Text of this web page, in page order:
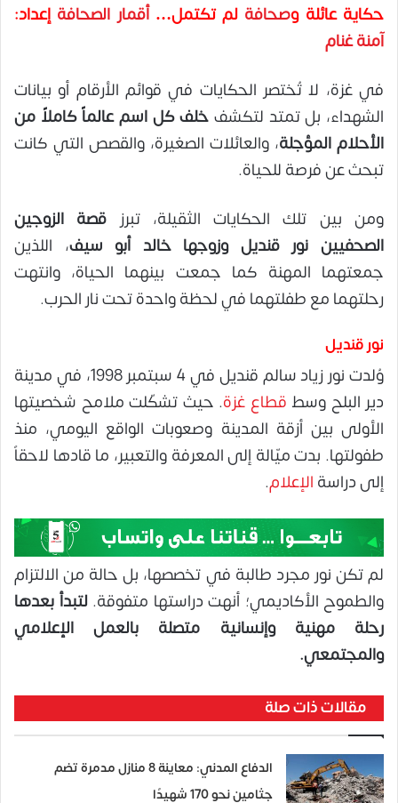
حكاية عائلة وصحافة لم تكتمل…أقمار الصحافة إعداد:
آمنة غنام
في غزة، لا تُختصر الحكايات في قوائم الأرقام أو بيانات
الشهداء، بل تمتد لتكشف خلف كل اسم عالماً كاملاً من
الأحلام المؤجلة، والعائلات الصغيرة، والقصص التي كانت
تبحث عن فرصة للحياة.
ومن بين تلك الحكايات الثقيلة، تبرزقصة الزوجين
الصحفيين نور قنديل وزوجها خالد أبو سيف، اللذين
جمعتهما المهنة كما جمعت بينهما الحياة، وانتهت
رحلتهما مع طفلتهما في لحظة واحدة تحت نار الحرب.
نور قنديل
وُلدت نور زياد سالم قنديل في 4 سبتمبر 1998، في مدينة
دير البلح وسط قطاع غزة. حيث تشكّلت ملامح شخصيتها
الأولى بين أزقة المدينة وصعوبات الواقع اليومي، منذ
طفولتها. بدت ميّالة إلى المعرفة والتعبير، ما قادها لاحقاً
إلى دراسة الإعلام.
لم تكن نور مجرد طالبة في تخصصها، بل حالة من الالتزام
والطموح الأكاديمي؛ أنهت دراستها متفوقة.لتبدأ بعدها
رحلة مهنية وإنسانية متصلة بالعمل الإعلامي
والمجتمعي.
مقالات ذات صلة
الدفاع المدني: معاينة 8 منازل مدمرة تضم
جثامين نحو 170 شهيدًا